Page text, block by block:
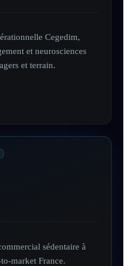
Cegedim,
et neurosciences
et terrain.
sédentaire à
market France.